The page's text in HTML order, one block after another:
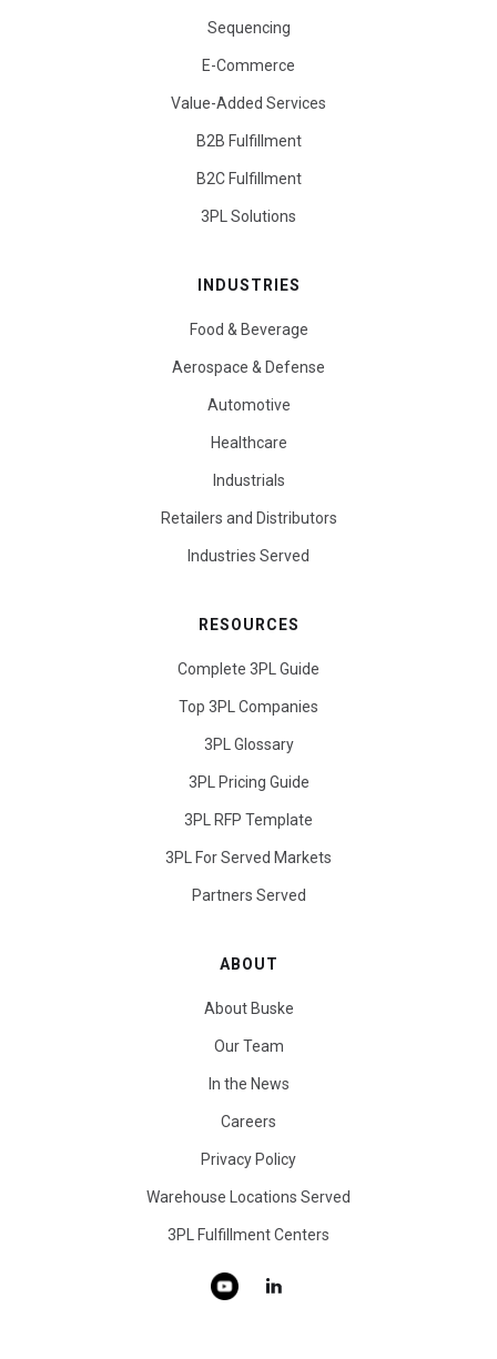
Sequencing
E-Commerce
Value-Added Services
B2B Fulfillment
B2C Fulfillment
3PL Solutions
INDUSTRIES
Food & Beverage
Aerospace & Defense
Automotive
Healthcare
Industrials
Retailers and Distributors
Industries Served
RESOURCES
Complete 3PL Guide
Top 3PL Companies
3PL Glossary
3PL Pricing Guide
3PL RFP Template
3PL For Served Markets
Partners Served
ABOUT
About Buske
Our Team
In the News
Careers
Privacy Policy
Warehouse Locations Served
3PL Fulfillment Centers